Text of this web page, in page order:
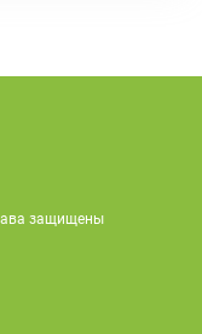
защищены